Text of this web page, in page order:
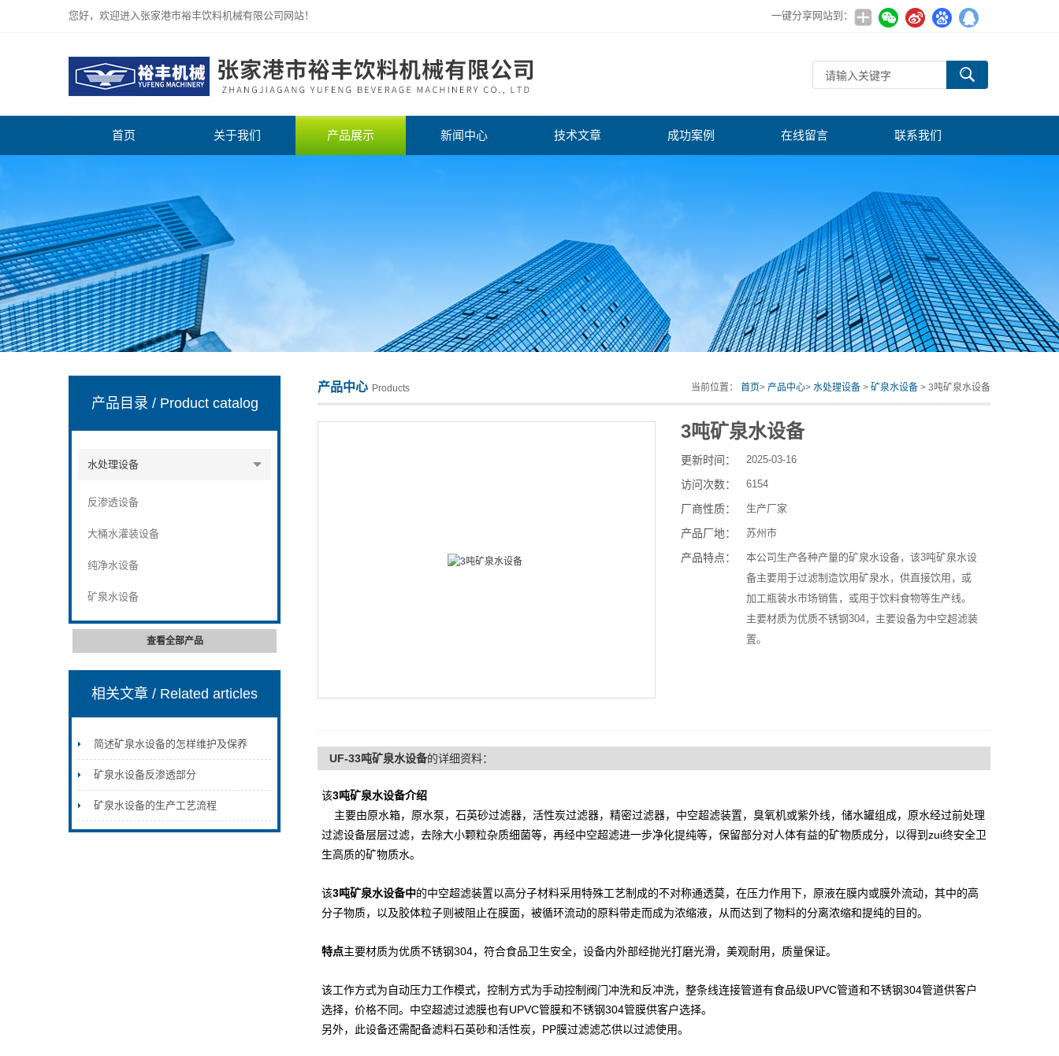
您好，欢迎进入张家港市裕丰饮料机械有限公司网站！ 一键分享网站到：
首页 关于我们 产品展示 新闻中心 技术文章 成功案例 在线留言 联系我们
产品目录 / Product catalog
水处理设备
反渗透设备
大桶水灌装设备
纯净水设备
矿泉水设备
查看全部产品
相关文章/ Related articles
简述矿泉水设备的怎样维护及保养
矿泉水设备反渗透部分
矿泉水设备的生产工艺流程
产品中心 Products 当前位置： 首页> 产品中心> 水处理设备 > 矿泉水设备 > 3吨矿泉水设备
3吨矿泉水设备
更新时间： 2025-03-16
访问次数： 6154
厂商性质： 生产厂家
产品厂地： 苏州市
产品特点：
本公司生产各种产量的矿泉水设备，该3吨矿泉水设
备主要用于过滤制造饮用矿泉水，供直接饮用，或
加工瓶装水市场销售，或用于饮料食物等生产线。
主要材质为优质不锈钢304，主要设备为中空超滤装
置。
UF-33吨矿泉水设备的详细资料：
该3吨矿泉水设备介绍
主要由原水箱，原水泵，石英砂过滤器，活性炭过滤器，精密过滤器，中空超滤装置，臭氧机或紫外线，储水罐组成，原水经过前处理
过滤设备层层过滤，去除大小颗粒杂质细菌等，再经中空超滤进一步净化提纯等，保留部分对人体有益的矿物质成分，以得到zui终安全卫
生高质的矿物质水。
该3吨矿泉水设备中的中空超滤装置以高分子材料采用特殊工艺制成的不对称通透莫，在压力作用下，原液在膜内或膜外流动，其中的高
分子物质，以及胶体粒子则被阻止在膜面，被循环流动的原料带走而成为浓缩液，从而达到了物料的分离浓缩和提纯的目的。
特点主要材质为优质不锈钢304，符合食品卫生安全，设备内外部经抛光打磨光滑，美观耐用，质量保证。
该工作方式为自动压力工作模式，控制方式为手动控制阀门冲洗和反冲洗，整条线连接管道有食品级UPVC管道和不锈钢304管道供客户
选择，价格不同。 中空超滤过滤膜也有UPVC管膜和不锈钢304管膜供客户选择。
另外，此设备还需配备滤料石英砂和活性炭，PP膜过滤滤芯供以过滤使用。